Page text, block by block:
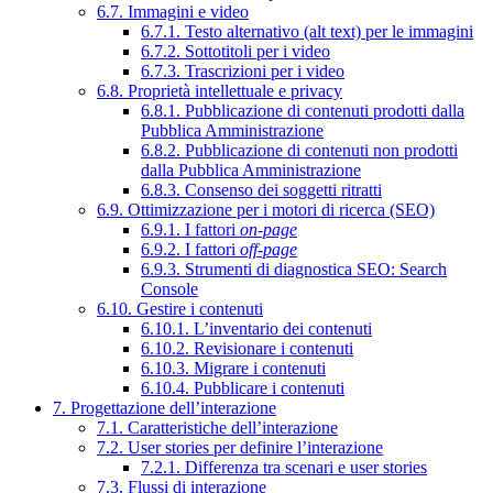
6.7. Immagini e video
6.7.1. Testo alternativo (alt text) per le immagini
6.7.2. Sottotitoli per i video
6.7.3. Trascrizioni per i video
6.8. Proprietà intellettuale e privacy
6.8.1. Pubblicazione di contenuti prodotti dalla
Pubblica Amministrazione
6.8.2. Pubblicazione di contenuti non prodotti
dalla Pubblica Amministrazione
6.8.3. Consenso dei soggetti ritratti
6.9. Ottimizzazione per i motori di ricerca (SEO)
6.9.1. I fattori on-page
6.9.2. I fattori off-page
6.9.3. Strumenti di diagnostica SEO: Search
Console
6.10. Gestire i contenuti
6.10.1. L’inventario dei contenuti
6.10.2. Revisionare i contenuti
6.10.3. Migrare i contenuti
6.10.4. Pubblicare i contenuti
7. Progettazione dell’interazione
7.1. Caratteristiche dell’interazione
7.2. User stories per definire l’interazione
7.2.1. Differenza tra scenari e user stories
7.3. Flussi di interazione